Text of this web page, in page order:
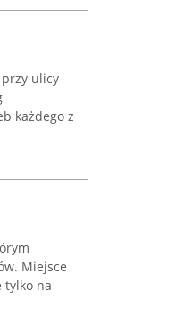
przy ulicy
każdego z
Miejsce
tylko na